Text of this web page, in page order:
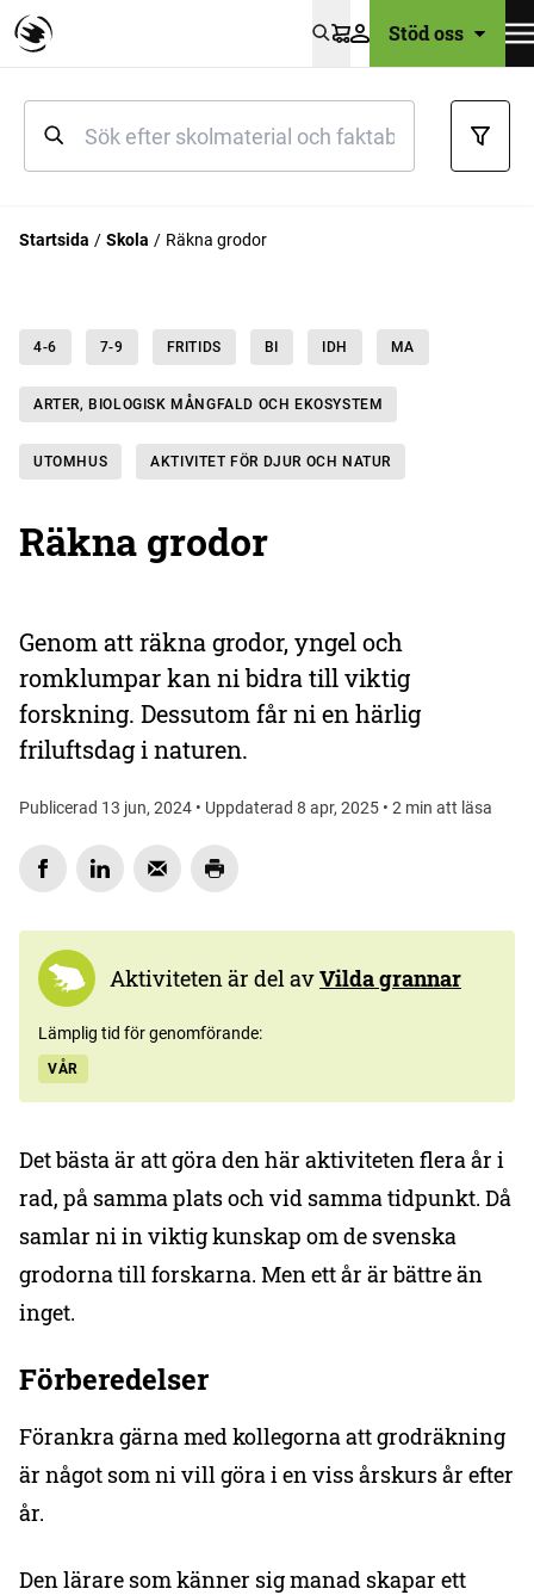
VarukorgStöd oss
Startsida Skola Räkna grodor
4-6 7-9 FRITIDS BI IDH MA
ARTER, BIOLOGISK MÅNGFALD OCH EKOSYSTEM
UTOMHUS AKTIVITET FÖR DJUR OCH NATUR
Räkna grodor
Genom att räkna grodor, yngel och
romklumpar kan ni bidra till viktig
forskning. Dessutom får ni en härlig
friluftsdag i naturen.
Publicerad 13 jun, 2024 • Uppdaterad 8 apr, 2025 • 2 min att läsa
Aktiviteten är del avVilda grannar
Lämplig tid för genomförande:
VÅR
Det bästa är att göra den här aktiviteten flera år i
rad, på samma plats och vid samma tidpunkt. Då
samlar ni in viktig kunskap om de svenska
grodorna till forskarna. Men ett år är bättre än
inget.
Förberedelser
Förankra gärna med kollegorna att grodräkning
är något som ni vill göra i en viss årskurs år efter
år.
Den lärare som känner sig manad skapar ett